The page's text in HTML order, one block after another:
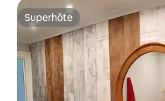
Superhôte
Superhôte